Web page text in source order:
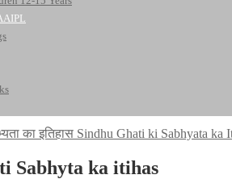
का इतिहास Sindhu Ghati ki Sabhyata ka
Sabhyta ka itihas